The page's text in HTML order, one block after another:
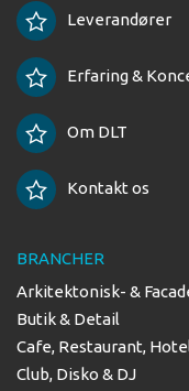
Leverandører
Erfaring &
Om DLT
Kontakt os
BRANCHER
Arkitektonisk- &
Butik & Detail
Cafe, Restaurant,
Club, Disko & DJ